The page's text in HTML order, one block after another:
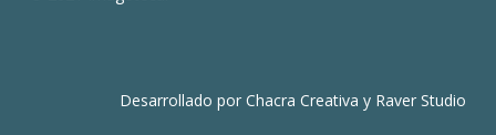
Desarrollado porChacra Creativa y Raver Studio